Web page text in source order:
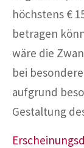
höchstens €
betragen
wäre die
bei
aufgrund
Gestaltung